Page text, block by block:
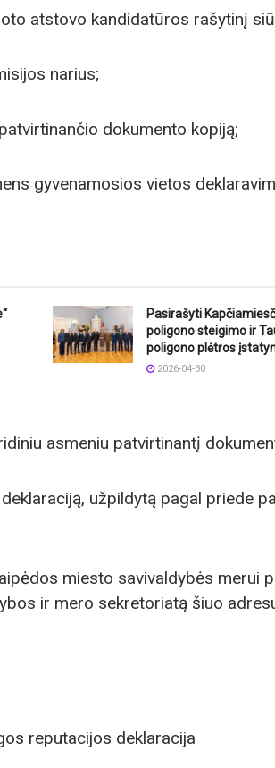
atstovo kandidatūros rašytinį
narius;
dokumento kopiją;
gyvenamosios vietos
Pasirašyti
poligono steigimo ir
poligono plėtros
2026-04-30
asmeniu patvirtinantį
užpildytą pagal priede
miesto savivaldybės merui
ir mero sekretoriatą šiuo
reputacijos deklaracija